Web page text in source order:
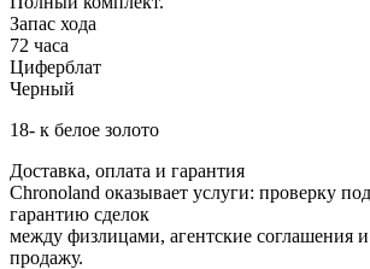
Запас хода
72 часа
Циферблат
Черный
18- к белое золото
Доставка, оплата и гарантия
Chronoland оказывает услуги: проверку
гарантию сделок
между физлицами, агентские соглашения
продажу.